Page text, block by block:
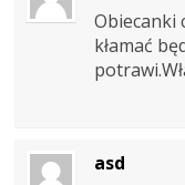
Obiecanki
kłamać
asd